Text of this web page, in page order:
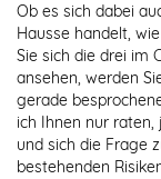
Ob es sich dabei
Hausse handelt,
Sie sich die drei im
ansehen, werden
gerade
ich Ihnen nur
und sich die Frage
bestehenden